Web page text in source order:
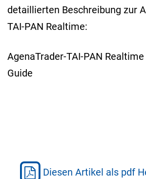
detaillierten Beschreibung zur
TAI-PAN Realtime:
AgenaTrader-TAI-PAN
Guide
Diesen Artikel als pdf